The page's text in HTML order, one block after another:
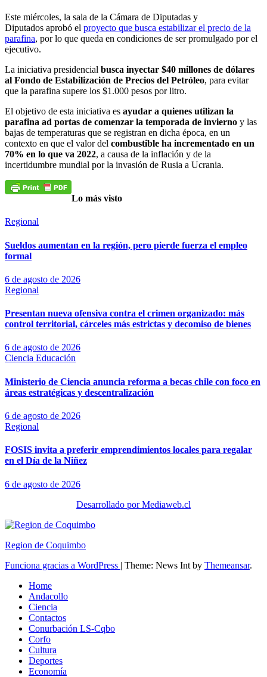
Este miércoles, la sala de la Cámara de Diputadas y
Diputados aprobó el proyecto que busca estabilizar el precio de la
parafina, por lo que queda en condiciones de ser promulgado por el
ejecutivo.
La iniciativa presidencial busca inyectar $40 millones de dólares
al Fondo de Estabilización de Precios del Petróleo, para evitar
que la parafina supere los $1.000 pesos por litro.
El objetivo de esta iniciativa es ayudar a quienes utilizan la
parafina ad portas de comenzar la temporada de invierno y las
bajas de temperaturas que se registran en dicha época, en un
contexto en que el valor del combustible ha incrementado en un
70% en lo que va 2022, a causa de la inflación y de la
incertidumbre mundial por la invasión de Rusia a Ucrania.
Lo más visto
Regional
Sueldos aumentan en la región, pero pierde fuerza el empleo
formal
6 de agosto de 2026
Regional
Presentan nueva ofensiva contra el crimen organizado: más
control territorial, cárceles más estrictas y decomiso de bienes
6 de agosto de 2026
Ciencia Educación
Ministerio de Ciencia anuncia reforma a becas chile con foco en
áreas estratégicas y descentralización
6 de agosto de 2026
Regional
FOSIS invita a preferir emprendimientos locales para regalar
en el Día de la Niñez
6 de agosto de 2026
Desarrollado por Mediaweb.cl
Region de Coquimbo
Funciona gracias a WordPress | Theme: News Int by Themeansar.
Home
Andacollo
Ciencia
Contactos
Conurbación LS-Cqbo
Corfo
Cultura
Deportes
Economía